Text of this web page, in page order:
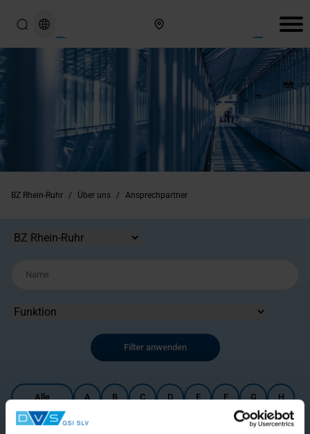
BZ Rhein-Ruhr / Über uns / Ansprechpartner
Standort
Funktion
Filter anwenden
Alle A B C D E F G H
I J K Q R